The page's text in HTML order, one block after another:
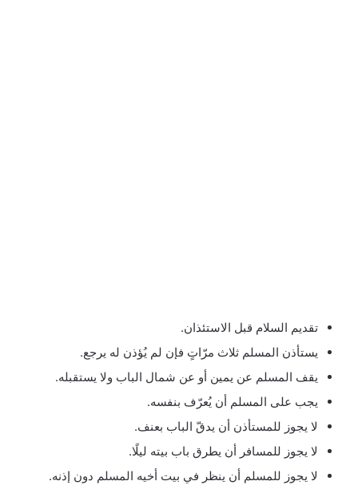
تقديم السلام قبل الاستئذان.
يستأذن المسلم ثلاث مرّاتٍ فإن لم يُؤذن له يرجع.
يقف المسلم عن يمين أو عن شمال الباب ولا يستقبله.
يجب على المسلم أن يُعرّف بنفسه.
لا يجوز للمستأذن أن يدقّ الباب بعنف.
لا يجوز للمسافر أن يطرق باب بيته ليلًا.
لا يجوز للمسلم أن ينظر في بيت أخيه المسلم دون إذنه.